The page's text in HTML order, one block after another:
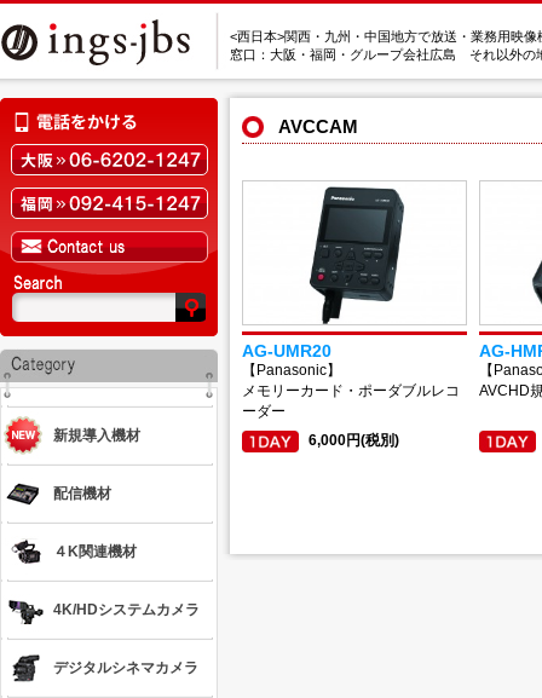
<西日本>関西・九州・中国地方で放送・業務用映
窓口：大阪・福岡・グループ会社広島 それ以外の
新規導入機材
配信機材
４K関連機材
4K/HDシステムカメラ
デジタルシネマカメラ
AVCCAM
AG-UMR20
【Panasonic】
メモリーカード・ポーダブルレコ
ーダー
6,000円(税別)
AG-
【
AVCHD